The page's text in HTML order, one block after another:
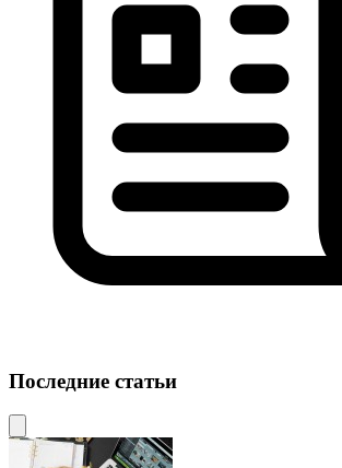
Последние статьи